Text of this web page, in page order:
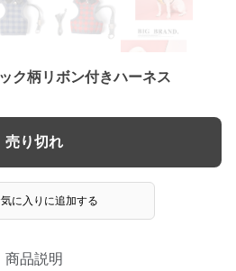
ク柄リボン付きハーネス
売り切れ
に入りに追加する
商品説明